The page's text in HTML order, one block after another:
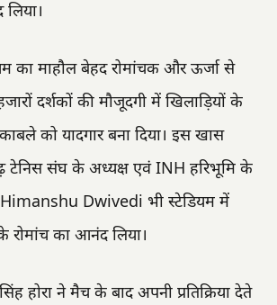
का माहौल बेहद रोमांचक और ऊर्जा से
दर्शकों की मौजूदगी में खिलाड़ियों के
को यादगार बना दिया। इस खास
टेनिस संघ के अध्यक्ष एवं INH हरिभूमि के
Himanshu Dwivedi भी स्टेडियम में
का आनंद लिया।
होरा ने मैच के बाद अपनी प्रतिक्रिया देते